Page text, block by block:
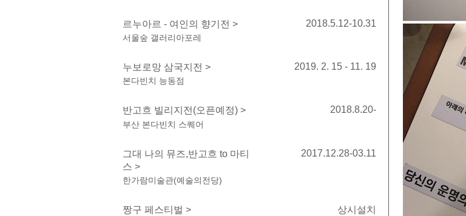
르누아르 - 여인의 향기전 >
서울숲 갤러리아포레
2018.5.12-10.31
누보로망 삼국지전 >
본다빈치 능동점
2019. 2. 15 - 11. 19
반고흐 빌리지전(오픈예정) >
부산 본다빈치 스퀘어
2018.8.20-
그대 나의 뮤즈,반고흐 to 마티
스 >
한가람미술관(예술의전당)
2017.12.28-03.11
짱구 페스티벌 > 상시설치